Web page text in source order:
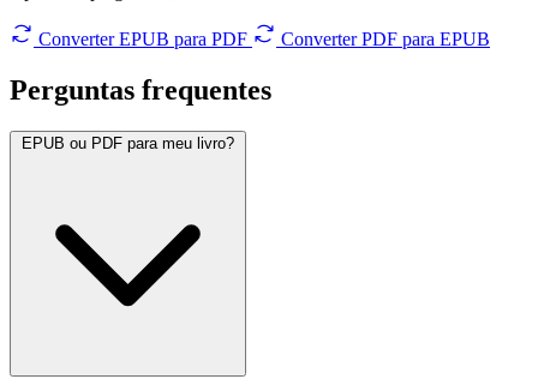
Converter EPUB para PDF Converter PDF para EPUB
Perguntas frequentes
EPUB ou PDF para meu livro?